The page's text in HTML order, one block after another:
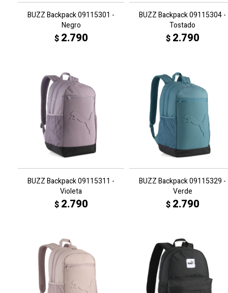
BUZZ Backpack 09115301 -
Negro
$ 2.790
BUZZ Backpack 09115304 -
Tostado
$ 2.790
BUZZ Backpack 09115311 -
Violeta
$ 2.790
BUZZ Backpack 09115329 -
Verde
$ 2.790